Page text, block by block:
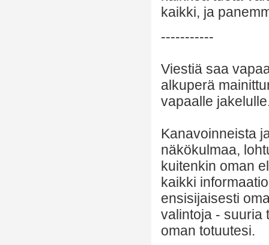
kaikki, ja
-----------
Viestiä saa
alkuperä
vapaalle
Kanavoinneista
näkökulmaa,
kuitenkin oman
kaikki
ensisijaisesti
valintoja - suuria
oman totuutesi.